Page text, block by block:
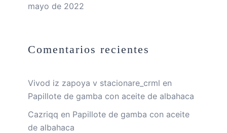
mayo de 2022
Comentarios recientes
Vivod iz zapoya v stacionare_crml en
Papillote de gamba con aceite de albahaca
Cazriqq en Papillote de gamba con aceite
de albahaca